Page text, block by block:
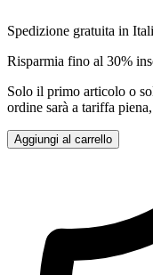
Spedizione gratuita in
Risparmia fino al 30%
Solo il primo articolo o
ordine sarà a tariffa
Aggiungi al carrello